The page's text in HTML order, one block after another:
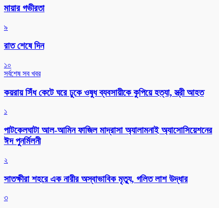
মায়ার গভীরতা
৯
রাত শেষে দিন
১০
সর্বশেষ সব খবর
কয়রায় সিঁধ কেটে ঘরে ঢুকে ওষুধ ব্যবসায়ীকে কুপিয়ে হত্যা, স্ত্রী আহত
১
পাটকেলঘাটা আল-আমিন ফাজিল মাদ্রাসা অ্যালামনাই অ্যাসোসিয়েশনের
ঈদ পুনর্মিলনী
২
সাতক্ষীরা শহরে এক নারীর অস্বাভাবিক মৃত্যু, গলিত লাশ উদ্ধার
৩